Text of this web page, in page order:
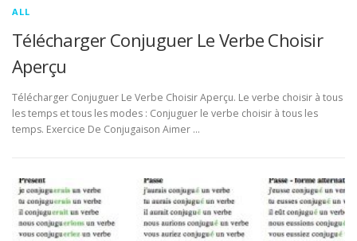
ALL
Télécharger Conjuguer Le Verbe Choisir
Aperçu
Télécharger Conjuguer Le Verbe Choisir Aperçu. Le verbe choisir à tous
les temps et tous les modes : Conjuguer le verbe choisir à tous les
temps. Exercice De Conjugaison Aimer …